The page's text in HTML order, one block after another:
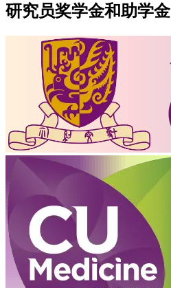
研究员奖学金和助学金